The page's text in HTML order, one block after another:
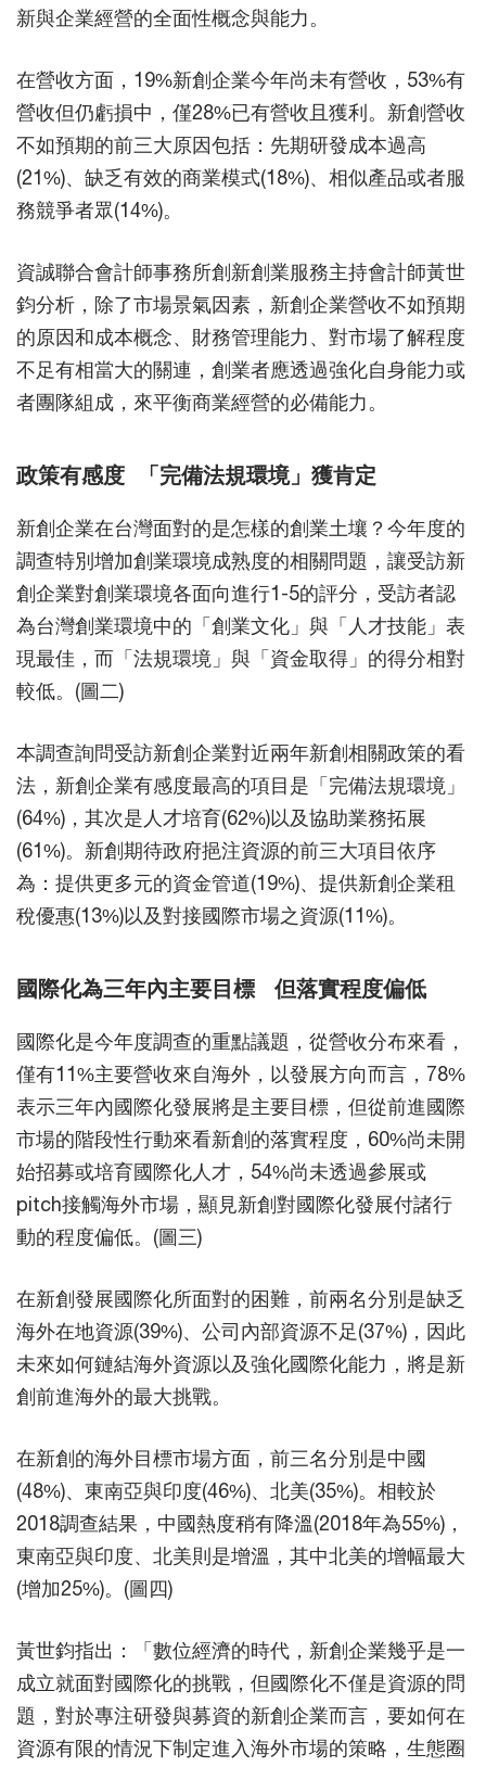
新與企業經營的全面性概念與能力。
在營收方面，19%新創企業今年尚未有營收，53%有
營收但仍虧損中，僅28%已有營收且獲利。新創營收
不如預期的前三大原因包括：先期研發成本過高
(21%)、缺乏有效的商業模式(18%)、相似產品或者服
務競爭者眾(14%)。
資誠聯合會計師事務所創新創業服務主持會計師黃世
鈞分析，除了市場景氣因素，新創企業營收不如預期
的原因和成本概念、財務管理能力、對市場了解程度
不足有相當大的關連，創業者應透過強化自身能力或
者團隊組成，來平衡商業經營的必備能力。
政策有感度 「完備法規環境」獲肯定
新創企業在台灣面對的是怎樣的創業土壤？今年度的
調查特別增加創業環境成熟度的相關問題，讓受訪新
創企業對創業環境各面向進行1-5的評分，受訪者認
為台灣創業環境中的「創業文化」與「人才技能」表
現最佳，而「法規環境」與「資金取得」的得分相對
較低。(圖二)
本調查詢問受訪新創企業對近兩年新創相關政策的看
法，新創企業有感度最高的項目是「完備法規環境」
(64%)，其次是人才培育(62%)以及協助業務拓展
(61%)。新創期待政府挹注資源的前三大項目依序
為：提供更多元的資金管道(19%)、提供新創企業租
稅優惠(13%)以及對接國際市場之資源(11%)。
國際化為三年內主要目標 但落實程度偏低
國際化是今年度調查的重點議題，從營收分布來看，
僅有11%主要營收來自海外，以發展方向而言，78%
表示三年內國際化發展將是主要目標，但從前進國際
市場的階段性行動來看新創的落實程度，60%尚未開
始招募或培育國際化人才，54%尚未透過參展或
pitch接觸海外市場，顯見新創對國際化發展付諸行
動的程度偏低。(圖三)
在新創發展國際化所面對的困難，前兩名分別是缺乏
海外在地資源(39%)、公司內部資源不足(37%)，因此
未來如何鏈結海外資源以及強化國際化能力，將是新
創前進海外的最大挑戰。
在新創的海外目標市場方面，前三名分別是中國
(48%)、東南亞與印度(46%)、北美(35%)。相較於
2018調查結果，中國熱度稍有降溫(2018年為55%)，
東南亞與印度、北美則是增溫，其中北美的增幅最大
(增加25%)。(圖四)
黃世鈞指出：「數位經濟的時代，新創企業幾乎是一
成立就面對國際化的挑戰，但國際化不僅是資源的問
題，對於專注研發與募資的新創企業而言，要如何在
資源有限的情況下制定進入海外市場的策略，生態圈